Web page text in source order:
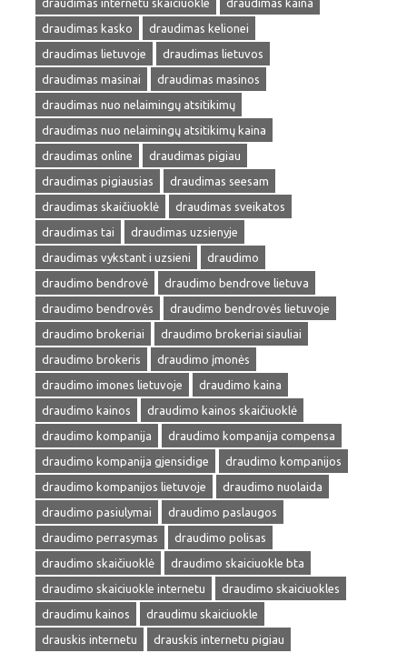
draudimas internetu skaiciuokle
draudimas kaina
draudimas kasko
draudimas kelionei
draudimas lietuvoje
draudimas lietuvos
draudimas masinai
draudimas masinos
draudimas nuo nelaimingų atsitikimų
draudimas nuo nelaimingų atsitikimų kaina
draudimas online
draudimas pigiau
draudimas pigiausias
draudimas seesam
draudimas skaičiuoklė
draudimas sveikatos
draudimas tai
draudimas uzsienyje
draudimas vykstant i uzsieni
draudimo
draudimo bendrovė
draudimo bendrove lietuva
draudimo bendrovės
draudimo bendrovės lietuvoje
draudimo brokeriai
draudimo brokeriai siauliai
draudimo brokeris
draudimo įmonės
draudimo imones lietuvoje
draudimo kaina
draudimo kainos
draudimo kainos skaičiuoklė
draudimo kompanija
draudimo kompanija compensa
draudimo kompanija gjensidige
draudimo kompanijos
draudimo kompanijos lietuvoje
draudimo nuolaida
draudimo pasiulymai
draudimo paslaugos
draudimo perrasymas
draudimo polisas
draudimo skaičiuoklė
draudimo skaiciuokle bta
draudimo skaiciuokle internetu
draudimo skaiciuokles
draudimu kainos
draudimu skaiciuokle
drauskis internetu
drauskis internetu pigiau